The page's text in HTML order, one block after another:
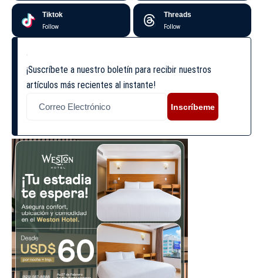
Tiktok
Follow
Threads
Follow
¡Suscríbete a nuestro boletín para recibir nuestros
artículos más recientes al instante!
Inscríbeme